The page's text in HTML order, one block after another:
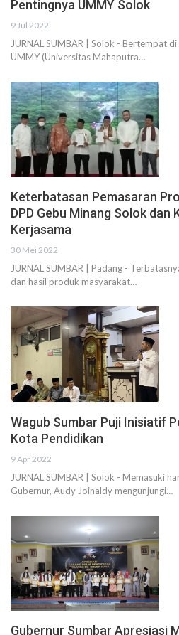
Pentingnya UMMY Solok
9 Jul 2022
JURNAL SUMBAR | Solok - Bertempat
UMMY (Universitas Mahaputra…
Keterbatasan Pemasaran
DPD Gebu Minang Solok dan
Kerjasama
30 Mei 2022
JURNAL SUMBAR | Padang -
dan hasil produk masyarakat…
Wagub Sumbar Puji Inisiatif
Kota Pendidikan
9 Apr 2022
JURNAL SUMBAR | Solok - Memasuki
Gubernur, Audy Joinaldy mengunjungi…
Gubernur Sumbar Apresiasi